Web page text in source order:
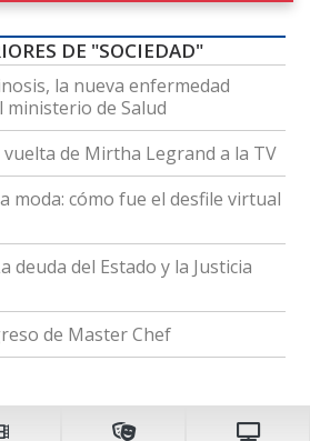
DE "SOCIEDAD"
la nueva enfermedad
ministerio de Salud
de Mirtha Legrand a la TV
moda: cómo fue el desfile virtual
deuda del Estado y la Justicia
de Master Chef